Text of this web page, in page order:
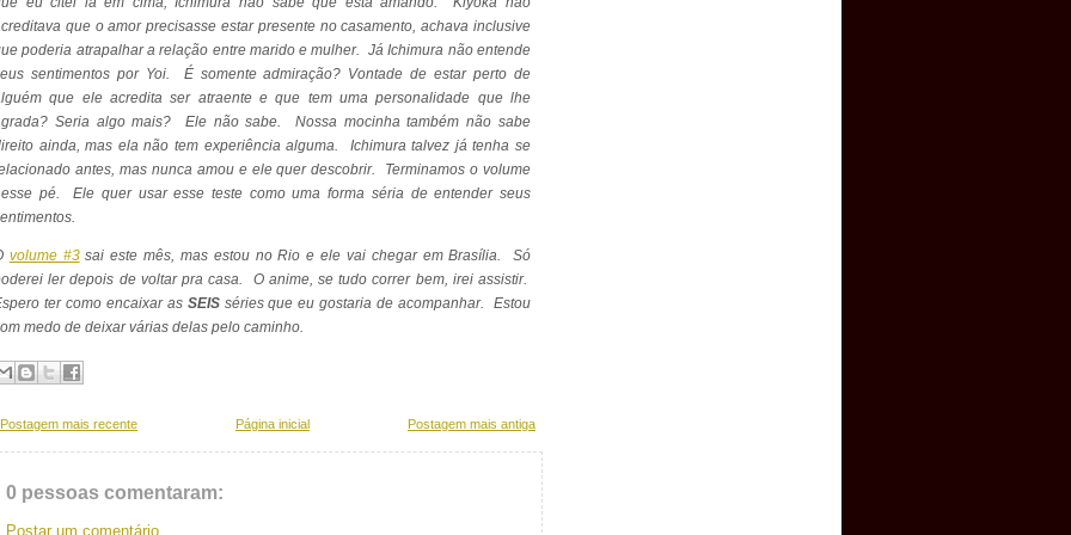
que o amor precisasse estar presente no casamento, achava inclusive
poderia atrapalhar a relação entre marido e mulher. Já Ichimura não entende
sentimentos por Yoi. É somente admiração? Vontade de estar perto de
que ele acredita ser atraente e que tem uma personalidade que lhe
Seria algo mais? Ele não sabe. Nossa mocinha também não sabe
ainda, mas ela não tem experiência alguma. Ichimura talvez já tenha se
antes, mas nunca amou e ele quer descobrir. Terminamos o volume
pé. Ele quer usar esse teste como uma forma séria de entender seus
volume #3sai este mês, mas estou no Rio e ele vai chegar em Brasília. Só
ler depois de voltar pra casa. O anime, se tudo correr bem, irei assistir.
ter como encaixar as SEISséries que eu gostaria de acompanhar. Estou
medo de deixar várias delas pelo caminho.
Postagem mais recente Postagem mais antiga
Página inicial
0 pessoas comentaram:
Postar um comentário